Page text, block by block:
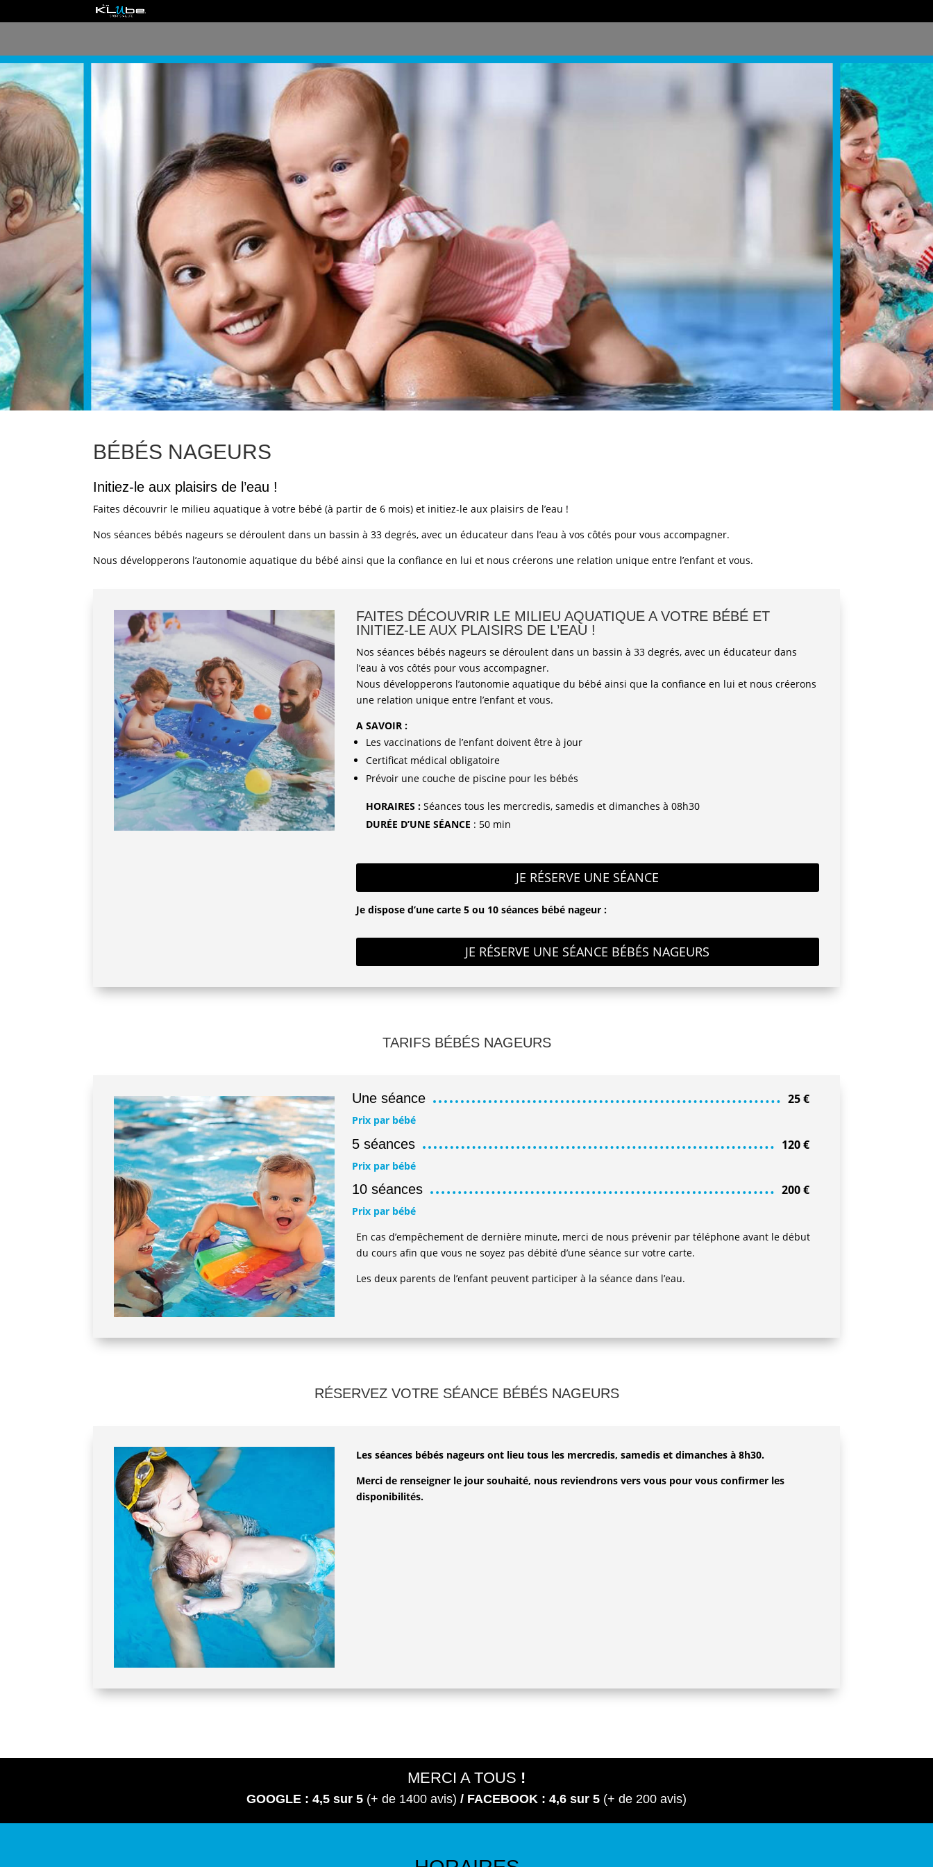
BÉBÉS NAGEURS
Initiez-le aux plaisirs de l’eau !
Faites découvrir le milieu aquatique à votre bébé (à partir de 6 mois) et initiez-le aux plaisirs de l’eau !
Nos séances bébés nageurs se déroulent dans un bassin à 33 degrés, avec un éducateur dans l’eau à vos côtés pour vous accompagner.
Nous développerons l’autonomie aquatique du bébé ainsi que la confiance en lui et nous créerons une relation unique entre l’enfant et vous.
FAITES DÉCOUVRIR LE MILIEU AQUATIQUE A VOTRE BÉBÉ ET
INITIEZ-LE AUX PLAISIRS DE L’EAU !
Nos séances bébés nageurs se déroulent dans un bassin à 33 degrés, avec un éducateur dans
l’eau à vos côtés pour vous accompagner.
Nous développerons l’autonomie aquatique du bébé ainsi que la confiance en lui et nous créerons
une relation unique entre l’enfant et vous.
A SAVOIR :
Les vaccinations de l’enfant doivent être à jour
Certificat médical obligatoire
Prévoir une couche de piscine pour les bébés
HORAIRES : Séances tous les mercredis, samedis et dimanches à 08h30
DURÉE D’UNE SÉANCE : 50 min
JE RÉSERVE UNE SÉANCE
Je dispose d’une carte 5 ou 10 séances bébé nageur :
JE RÉSERVE UNE SÉANCE BÉBÉS NAGEURS
TARIFS BÉBÉS NAGEURS
Une séance 25€
Prix par bébé
5 séances 120€
Prix par bébé
10 séances 200€
Prix par bébé
En cas d’empêchement de dernière minute, merci de nous prévenir par téléphone avant le début
du cours afin que vous ne soyez pas débité d’une séance sur votre carte.
Les deux parents de l’enfant peuvent participer à la séance dans l’eau.
RÉSERVEZ VOTRE SÉANCE BÉBÉS NAGEURS
Les séances bébés nageurs ont lieu tous les mercredis, samedis et dimanches à 8h30.
Merci de renseigner le jour souhaité, nous reviendrons vers vous pour vous confirmer les
disponibilités.
MERCI A TOUS !
GOOGLE : 4,5 sur 5 (+ de 1400 avis) / FACEBOOK : 4,6 sur 5 (+ de 200 avis)